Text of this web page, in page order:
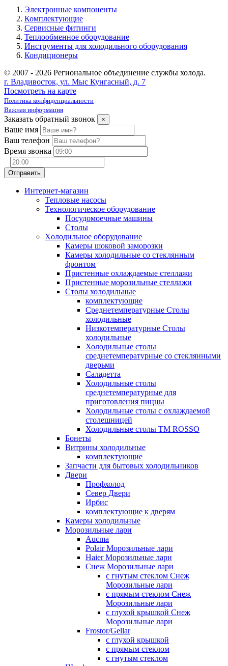
Электронные компоненты
Комплектующие
Сервисные фитинги
Теплообменное оборудование
Инструменты для холодильного оборудования
Кондиционеры
© 2007 - 2026 Региональное объединение службы холода.
г. Владивосток, ул. Мыс Кунгасный, д. 7
Посмотреть на карте
Политика конфиденциальности
Важная информация
Заказать обратный звонок ×
Ваше имя
Ваш телефон
Время звонка
Интернет-магазин
Tепловые насосы
Tехнологическое оборудование
Посудомоечные машины
Столы
Xолодильное оборудование
Камеры шоковой заморозки
Камеры холодильные со стеклянным
фронтом
Пристенные охлаждаемые стеллажи
Пристенные морозильные стеллажи
Столы холодильные
комплектующие
Среднетемпературные Столы
холодильные
Низкотемпературные Столы
холодильные
Холодильные столы
среднетемпературные со стеклянными
дверьми
Саладетта
Холодильные столы
среднетемпературные для
приготовления пиццы
Холодильные столы с охлаждаемой
столешницей
Холодильные столы ТМ ROSSO
Бонеты
Витрины холодильные
комплектующие
Запчасти для бытовых холодильников
Двери
Профхолод
Север Двери
Ирбис
комплектующие к дверям
Камеры холодильные
Морозильные лари
Aucma
Polair Морозильные лари
Haier Морозильные лари
Снеж Морозильные лари
с гнутым стеклом Снеж
Морозильные лари
с прямым стеклом Снеж
Морозильные лари
с глухой крышкой Снеж
Морозильные лари
Frostor/Gellar
с глухой крышкой
с прямым стеклом
с гнутым стеклом